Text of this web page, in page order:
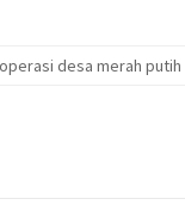
desa merah putih